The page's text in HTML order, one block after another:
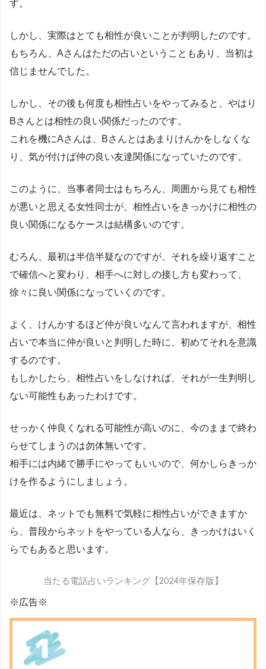
す。
しかし、実際はとても相性が良いことが判明したのです。
もちろん、Aさんはただの占いということもあり、当初は
信じませんでした。
しかし、その後も何度も相性占いをやってみると、やはり
Bさんとは相性の良い関係だったのです。
これを機にAさんは、Bさんとはあまりけんかをしなくな
り、気が付けば仲の良い友達関係になっていたのです。
このように、当事者同士はもちろん、周囲から見ても相性
が悪いと思える女性同士が、相性占いをきっかけに相性の
良い関係になるケースは結構多いのです。
むろん、最初は半信半疑なのですが、それを繰り返すこと
で確信へと変わり、相手へに対しの接し方も変わって、
徐々に良い関係になっていくのです。
よく、けんかするほど仲が良いなんて言われますが、相性
占いで本当に仲が良いと判明した時に、初めてそれを意識
するのです。
もしかしたら、相性占いをしなければ、それが一生判明し
ない可能性もあったわけです。
せっかく仲良くなれる可能性が高いのに、今のままで終わ
らせてしまうのは勿体無いです。
相手には内緒で勝手にやってもいいので、何かしらきっか
けを作るようにしましょう。
最近は、ネットでも無料で気軽に相性占いができますか
ら、普段からネットをやっている人なら、きっかけはいく
らでもあると思います。
当たる電話占いランキング【2024年保存版】
※広告※